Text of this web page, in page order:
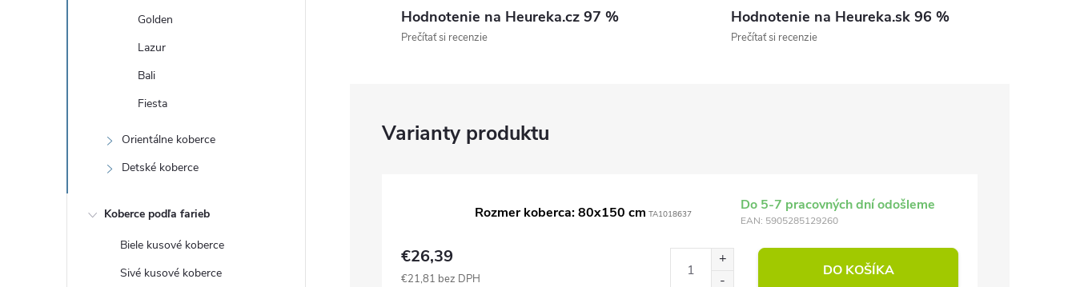
Golden
Lazur
Bali
Fiesta
Orientálne koberce
Detské koberce
Koberce podľa farieb
Biele kusové koberce
Sivé kusové koberce
Hodnotenie na Heureka.cz 97 %
Prečítať si recenzie
Hodnotenie na Heureka.sk 96 %
Prečítať si recenzie
Rozmer koberca: 80x150 cm TA1018637
Do 5-7 pracovných dní odošleme
EAN: 5905285129260
€26,39
€21,81 bez DPH DO KOŠÍKA